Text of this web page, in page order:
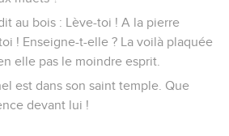
au bois : Lève-toi ! A la pierre
! Enseigne-t-elle ? La voilà plaquée
elle pas le moindre esprit.
est dans son saint temple. Que
devant lui !